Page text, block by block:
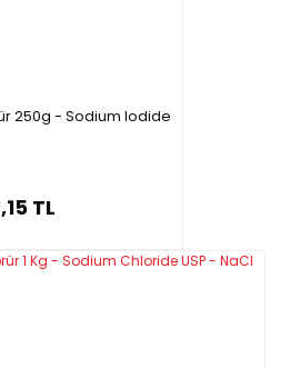
250g - Sodium Iodide
TL